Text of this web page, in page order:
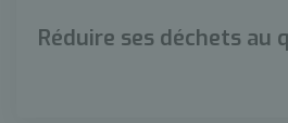
Réduire ses déchets au